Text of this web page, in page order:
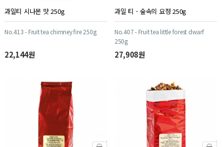
과일티 시나몬 맛 250g
No.413 - Fruit tea chimney fire 250g
22,144원
과일 티 - 숲속의 요정 250g
No.407 - Fruit tea little forest dwarf
250g
27,908원